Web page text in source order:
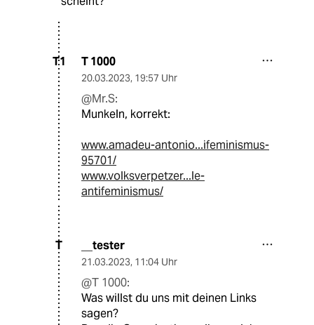
T1 T 1000
20.03.2023, 19:57 Uhr
@Mr.S:
Munkeln, korrekt:
www.amadeu-antonio...ifeminismus-
95701/
www.volksverpetzer...le-
antifeminismus/
T __tester
21.03.2023, 11:04 Uhr
@T 1000:
Was willst du uns mit deinen Links
sagen?